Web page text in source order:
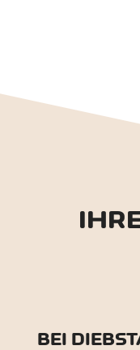
BEI